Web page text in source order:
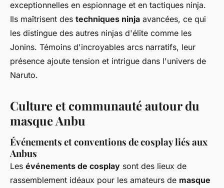
exceptionnelles en espionnage et en tactiques ninja.
Ils maîtrisent des techniques ninja avancées, ce qui
les distingue des autres ninjas d'élite comme les
Jonins. Témoins d'incroyables arcs narratifs, leur
présence ajoute tension et intrigue dans l'univers de
Naruto.
Culture et communauté autour du
masque Anbu
Événements et conventions de cosplay liés aux
Anbus
Les événements de cosplay sont des lieux de
rassemblement idéaux pour les amateurs de masque